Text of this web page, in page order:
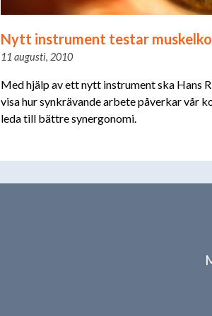
Nytt instrument testar
11 augusti, 2010
Med hjälp av ett nytt instrument ska Hans
visa hur synkrävande arbete påverkar vår
leda till bättre synergonomi.